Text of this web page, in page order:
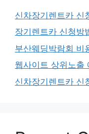
신차장기렌트카 신
장기렌트카 신청방
부산웨딩박람회 비
웹사이트 상위노출
신차장기렌트카 신